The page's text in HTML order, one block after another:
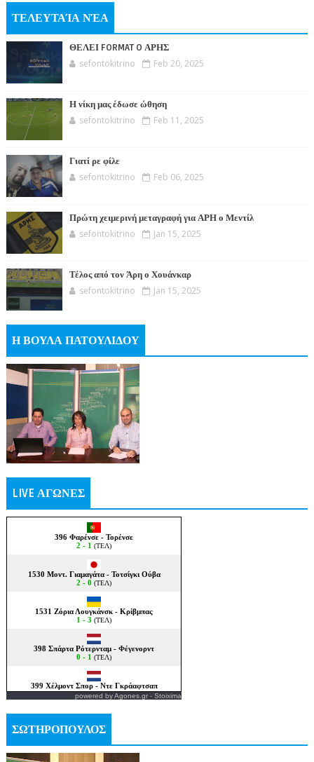
ΤΕΛΕΥΤΑΊΑ ΝΈΑ
ΘΕΛΕΙ FORMAT O ΑΡΗΣ
sefontokitrino Feb 20, 2025
Η νίκη μας έδωσε ώθηση
sefontokitrino Feb 11, 2025
Γιατί ρε φίλε
sefontokitrino Feb 06, 2025
Πρώτη χειμερινή μεταγραφή για ΑΡΗ ο Μεντίλ
sefontokitrino Jan 15, 2025
Τέλος από τον Άρη ο Χουάνκαρ
sefontokitrino Jan 15, 2025
Η ΒΟΥΛΑ ΠΑΤΟΥΛΙΔΟΥ
LIVE ΑΓΩΝΕΣ
powered byAgones.gr- Stoixima
ΣΩΤΗΡΟΠΟΥΛΟΣ